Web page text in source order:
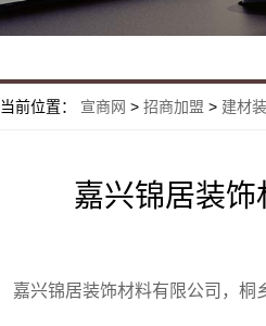
当前位置： 宣商网 > 招商加盟 > 建材
嘉兴锦居装
嘉兴锦居装饰材料有限公司，桐